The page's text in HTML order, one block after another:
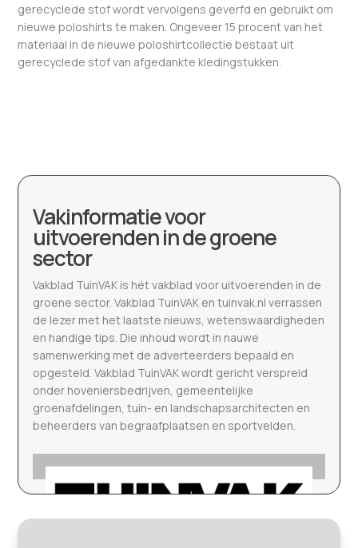
gerecyclede stof wordt vervolgens geverfd en gebruikt om
nieuwe poloshirts te maken. Ongeveer 15 procent van het
materiaal in de nieuwe poloshirtcollectie bestaat uit
gerecyclede stof van afgedankte kledingstukken.
Vakinformatie voor
uitvoerenden in de groene
sector
Vakblad TuinVAK is hét vakblad voor uitvoerenden in de
groene sector. Vakblad TuinVAK en tuinvak.nl verrassen
de lezer met het laatste nieuws, wetenswaardigheden
en handige tips. Die inhoud wordt in nauwe
samenwerking met de adverteerders bepaald en
opgesteld. Vakblad TuinVAK wordt gericht verspreid
onder hoveniersbedrijven, gemeentelijke
groenafdelingen, tuin- en landschapsarchitecten en
beheerders van begraafplaatsen en sportvelden.